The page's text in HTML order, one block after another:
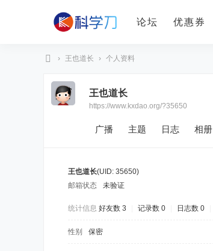
论坛 优惠券
› 王也道长 › 个人资料
王也道长
https://www.kxdao.org/?35650
广播 主题 日志 相册
王也道长(UID: 35650)
邮箱状态
未验证
统计信息 好友数 3 记录数 0 日志数 0
性别 保密